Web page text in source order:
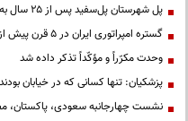
پل شهرستان پل‌سفید پس از ۲۵ سال به مرحله بهره‌برداری رسید
گستره امپراتوری ایران در ۵ قرن پیش از میلاد؛ تصویری از ایران ۲۵ قرن پیش
وحدت مکرّراً و مؤکّداً تذکر داده شد
پزشکیان: تنها کسانی که در خیابان
نشست چهارجانبه سعودی، پاکستان،